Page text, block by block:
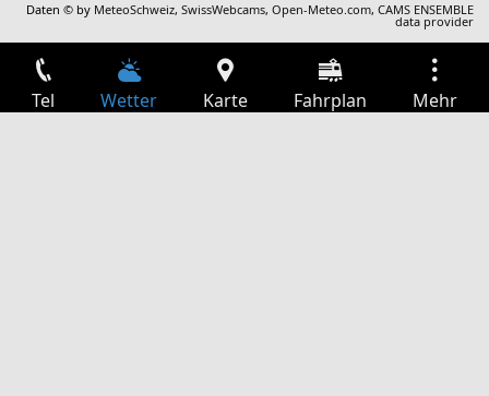
Daten © by MeteoSchweiz,SwissWebcams,Open-Meteo.com,CAMS ENSEMBLE
data provider
Tel Wetter Karte Fahrplan Mehr